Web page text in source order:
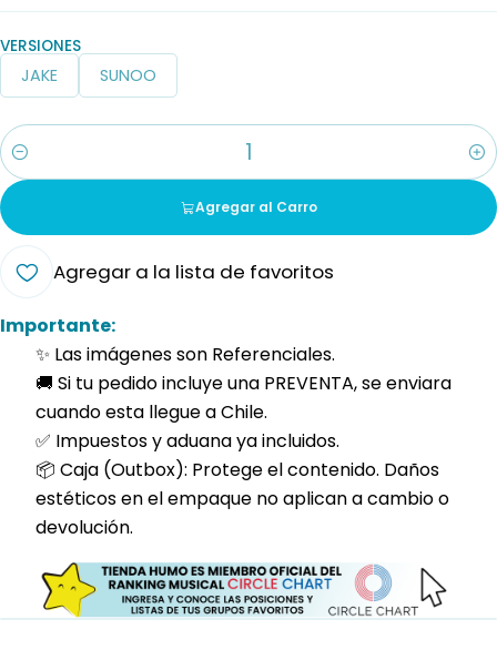
VERSIONES
JAKE SUNOO
Cantidad
Agregar al Carro
Agregar a la lista de favoritos
Importante:
✨ Las imágenes son Referenciales.
🚚 Si tu pedido incluye una PREVENTA, se enviara
cuando esta llegue a Chile.
✅ Impuestos y aduana ya incluidos.
📦 Caja (Outbox): Protege el contenido. Daños
estéticos en el empaque no aplican a cambio o
devolución.